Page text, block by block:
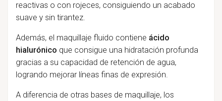
reactivas o con rojeces, consiguiendo un acabado
suave y sin tirantez.
Además, el maquillaje fluido contiene ácido
hialurónico que consigue una hidratación profunda
gracias a su capacidad de retención de agua,
logrando mejorar líneas finas de expresión.
A diferencia de otras bases de maquillaje, los